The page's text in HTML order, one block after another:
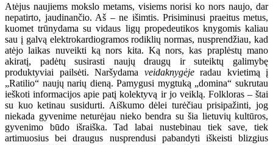
Atėjus naujiems mokslo metams, visiems norisi ko nors naujo, dar
nepatirto, jaudinančio. Aš – ne išimtis. Prisiminusi praeitus metus,
kuomet trūnydama su vidaus ligų propedeutikos knygomis kaliau
sau į galvą elektrokardiogramos rodiklių normas, nusprendžiau, kad
atėjo laikas nuveikti ką nors kita. Ką nors, kas praplėstų mano
akiratį, padėtų susirasti naujų draugų ir suteiktų galimybę
produktyviai pailsėti. Naršydama veidaknygėjeradau kvietimą į
„Ratilio“ naujų narių dieną. Pamygusi mygtuką „domina“ sukrutau
ieškoti informacijos apie patį kolektyvą ir jo veiklą. Folkloras – štai
su kuo ketinau susidurti. Aiškumo dėlei turėčiau prisipažinti, jog
niekada gyvenime neturėjau nieko bendra su šia lietuvių kultūros,
gyvenimo būdo išraiška. Tad labai nustebinau tiek save, tiek
artimuosius bei draugus nusprendusi pabandyti iškeisti blizgius